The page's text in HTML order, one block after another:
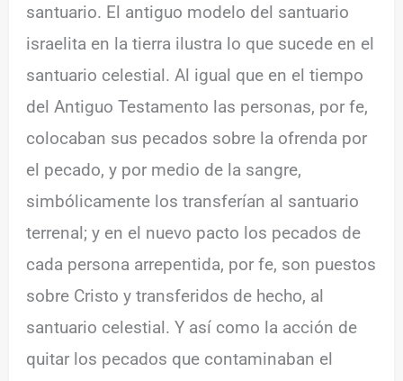
santuario. El antiguo modelo del santuario
israelita en la tierra ilustra lo que sucede en el
santuario celestial. Al igual que en el tiempo
del Antiguo Testamento las personas, por fe,
colocaban sus pecados sobre la ofrenda por
el pecado, y por medio de la sangre,
simbólicamente los transferían al santuario
terrenal; y en el nuevo pacto los pecados de
cada persona arrepentida, por fe, son puestos
sobre Cristo y transferidos de hecho, al
santuario celestial. Y así como la acción de
quitar los pecados que contaminaban el